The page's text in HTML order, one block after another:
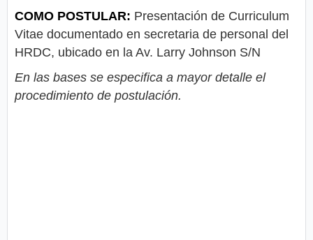
COMO POSTULAR: Presentación de Curriculum
Vitae documentado en secretaria de personal del
HRDC, ubicado en la Av. Larry Johnson S/N
En las bases se especifica a mayor detalle el
procedimiento de postulación.